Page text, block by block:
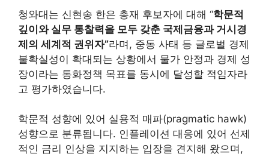
청와대는 신현송 한은 총재 후보자에 대해 “학문적
깊이와 실무 통찰력을 모두 갖춘 국제금융과 거시경
제의 세계적 권위자”라며, 중동 사태 등 글로벌 경제
불확실성이 확대되는 상황에서 물가 안정과 경제 성
장이라는 통화정책 목표를 동시에 달성할 적임자라
고 평가하였습니다.
학문적 성향에 있어 실용적 매파(pragmatic hawk)
성향으로 분류됩니다. 인플레이션 대응에 있어 선제
적인 금리 인상을 지지하는 입장을 견지해 왔으며,